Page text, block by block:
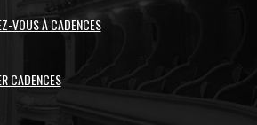
VOUS À CADENCES
CADENCES